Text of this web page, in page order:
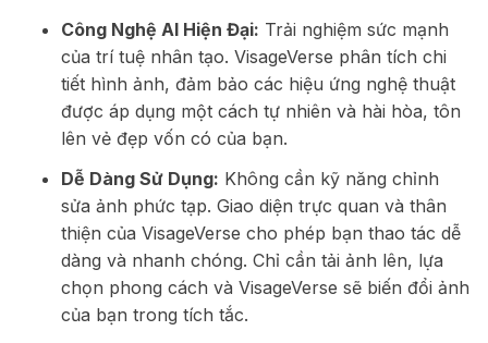
Công Nghệ AI Hiện Đại: Trải nghiệm sức mạnh
của trí tuệ nhân tạo. VisageVerse phân tích chi
tiết hình ảnh, đảm bảo các hiệu ứng nghệ thuật
được áp dụng một cách tự nhiên và hài hòa, tôn
lên vẻ đẹp vốn có của bạn.
Dễ Dàng Sử Dụng: Không cần kỹ năng chỉnh
sửa ảnh phức tạp. Giao diện trực quan và thân
thiện của VisageVerse cho phép bạn thao tác dễ
dàng và nhanh chóng. Chỉ cần tải ảnh lên, lựa
chọn phong cách và VisageVerse sẽ biến đổi ảnh
của bạn trong tích tắc.